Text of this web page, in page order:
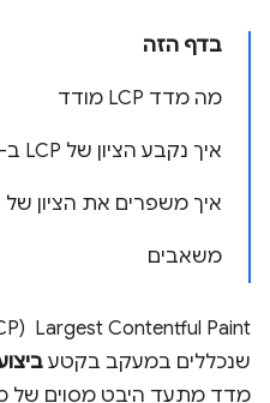
בדף הזה
מה מדד LCP מודד
איך נקבע הציון של LCP ב-Lighthouse
איך משפרים את הציון של LCP
משאבים
שנכללים במעקב בקטע
מדד מתעד היבט מסוים של